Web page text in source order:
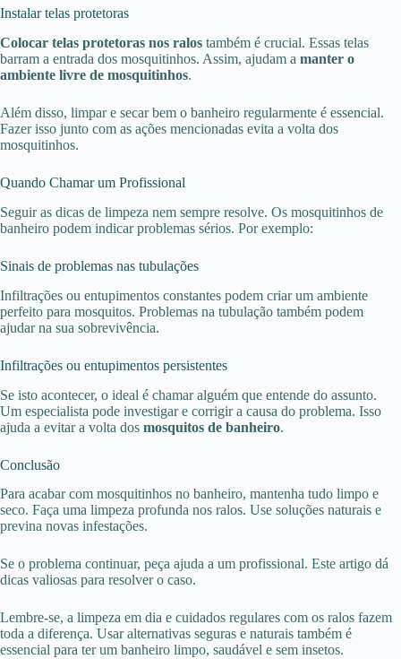
Instalar telas protetoras
Colocar telas protetoras nos ralos também é crucial. Essas telas
barram a entrada dos mosquitinhos. Assim, ajudam a manter o
ambiente livre de mosquitinhos.
Além disso, limpar e secar bem o banheiro regularmente é essencial.
Fazer isso junto com as ações mencionadas evita a volta dos
mosquitinhos.
Quando Chamar um Profissional
Seguir as dicas de limpeza nem sempre resolve. Os mosquitinhos de
banheiro podem indicar problemas sérios. Por exemplo:
Sinais de problemas nas tubulações
Infiltrações ou entupimentos constantes podem criar um ambiente
perfeito para mosquitos. Problemas na tubulação também podem
ajudar na sua sobrevivência.
Infiltrações ou entupimentos persistentes
Se isto acontecer, o ideal é chamar alguém que entende do assunto.
Um especialista pode investigar e corrigir a causa do problema. Isso
ajuda a evitar a volta dos mosquitos de banheiro.
Conclusão
Para acabar com mosquitinhos no banheiro, mantenha tudo limpo e
seco. Faça uma limpeza profunda nos ralos. Use soluções naturais e
previna novas infestações.
Se o problema continuar, peça ajuda a um profissional. Este artigo dá
dicas valiosas para resolver o caso.
Lembre-se, a limpeza em dia e cuidados regulares com os ralos fazem
toda a diferença. Usar alternativas seguras e naturais também é
essencial para ter um banheiro limpo, saudável e sem insetos.